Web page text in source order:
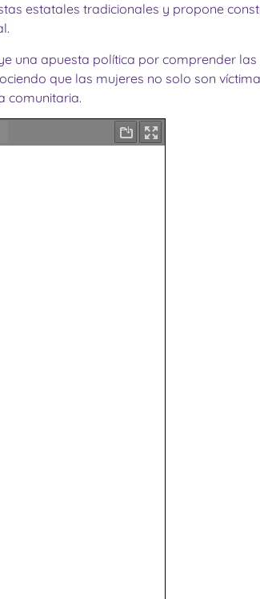
estatales tradicionales y propone
una apuesta política por comprender
que las mujeres no solo son
comunitaria.